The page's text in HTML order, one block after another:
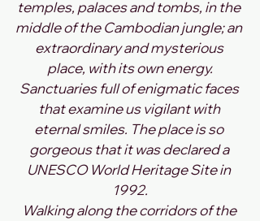
temples, palaces and tombs, in the
middle of the Cambodian jungle; an
extraordinary and mysterious
place, with its own energy.
Sanctuaries full of enigmatic faces
that examine us vigilant with
eternal smiles. The place is so
gorgeous that it was declared a
UNESCO World Heritage Site in
1992.
Walking along the corridors of the